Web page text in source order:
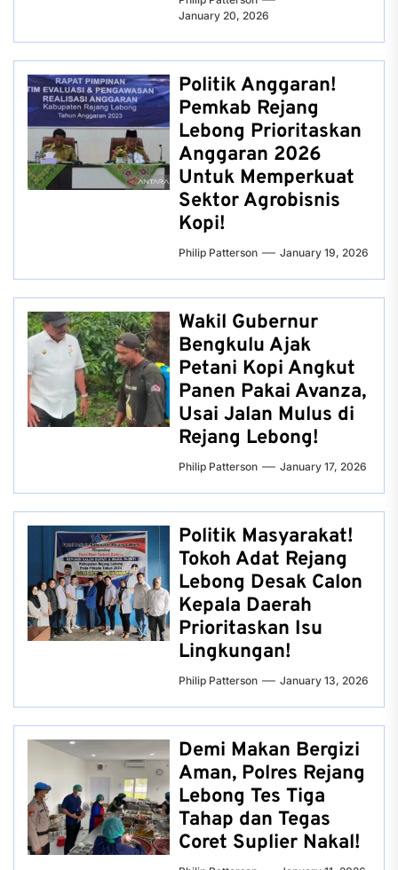
January 20, 2026
Politik Anggaran!
Pemkab Rejang
Lebong Prioritaskan
Anggaran 2026
Untuk Memperkuat
Sektor Agrobisnis
Kopi!
Philip Patterson January 19, 2026
Wakil Gubernur
Bengkulu Ajak
Petani Kopi Angkut
Panen Pakai Avanza,
Usai Jalan Mulus di
Rejang Lebong!
Philip Patterson January 17, 2026
Politik Masyarakat!
Tokoh Adat Rejang
Lebong Desak Calon
Kepala Daerah
Prioritaskan Isu
Lingkungan!
Philip Patterson January 13, 2026
Demi Makan Bergizi
Aman, Polres Rejang
Lebong Tes Tiga
Tahap dan Tegas
Coret Suplier Nakal!